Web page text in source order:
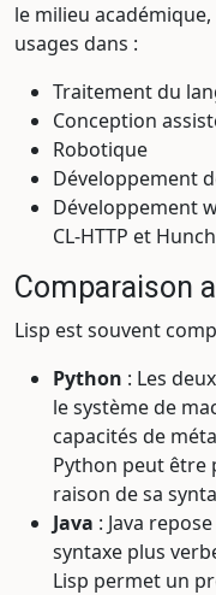
le milieu
usages dans :
Traitement du
Conception
Robotique
Développement
Développement
CL-HTTP et
Comparaison
Lisp est souvent
Python : Les
le système de
capacités de
Python peut être
raison de sa
Java : Java
syntaxe plus
Lisp permet un